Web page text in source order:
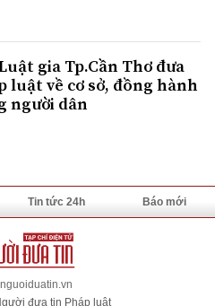
gia Tp.Cần Thơ đưa
luật về cơ sở, đồng hành
người dân
Tin tức 24h Báo mới
đưa tin Pháp luật